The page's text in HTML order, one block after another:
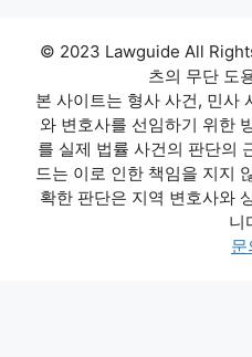
© 2023 Lawguide All
츠의 무단 도
본 사이트는 형사 사건, 민사
와 변호사를 선임하기 위한
를 실제 법률 사건의 판단의
드는 이로 인한 책임을 지지
확한 판단은 지역 변호사와
니
문